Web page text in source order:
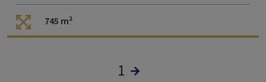
745 m²
1